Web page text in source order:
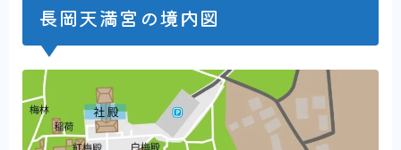
長岡天満宮の境内図